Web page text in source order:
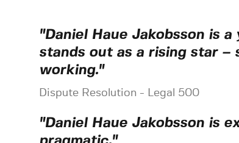
"Daniel Haue Jakobsson is
stands out as a rising star –
working."
Dispute Resolution - Legal 500
"Daniel Haue Jakobsson is